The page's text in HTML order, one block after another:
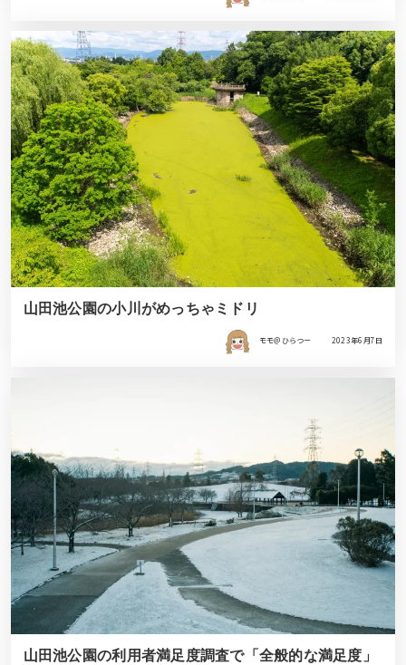
山田池公園の小川がめっちゃミドリ
モモ＠ひらつー 2023年6月7日
山田池公園の利用者満足度調査で「全般的な満足度」